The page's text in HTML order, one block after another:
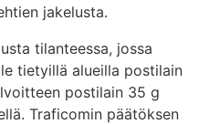
jakelusta.
tilanteessa, jossa
tietyillä alueilla postilain
postilain 35 g
Traficomin päätöksen